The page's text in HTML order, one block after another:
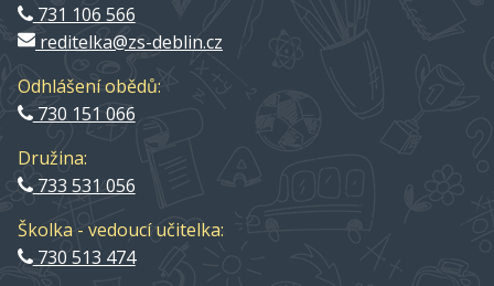
731 106 566
reditelka@zs-deblin.cz
Odhlášení obědů:
730 151 066
Družina:
733 531 056
Školka - vedoucí učitelka:
730 513 474